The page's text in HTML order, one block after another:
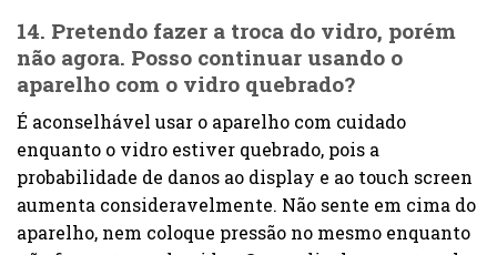
14. Pretendo fazer a troca do vidro, porém
não agora. Posso continuar usando o
aparelho com o vidro quebrado?
É aconselhável usar o aparelho com cuidado
enquanto o vidro estiver quebrado, pois a
probabilidade de danos ao display e ao touch screen
aumenta consideravelmente. Não sente em cima do
aparelho, nem coloque pressão no mesmo enquanto